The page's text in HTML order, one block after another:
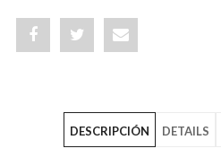
Share Post
Mujer
Share
Life
DESCRIPCIÓN DETAILS